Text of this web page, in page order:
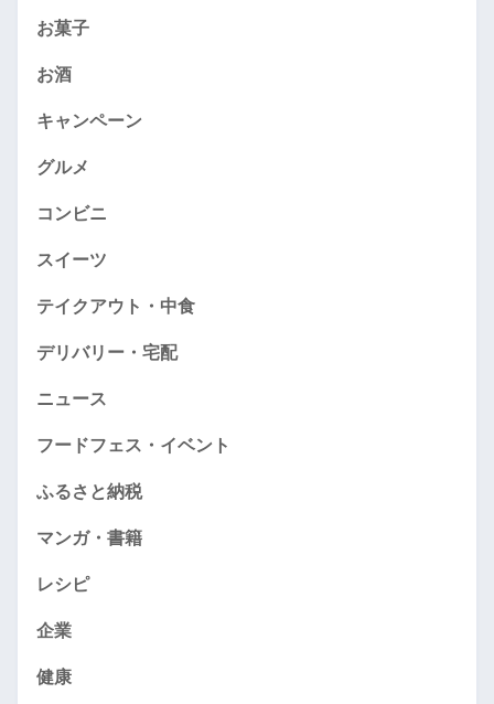
お菓子
お酒
キャンペーン
グルメ
コンビニ
スイーツ
テイクアウト・中食
デリバリー・宅配
ニュース
フードフェス・イベント
ふるさと納税
マンガ・書籍
レシピ
企業
健康